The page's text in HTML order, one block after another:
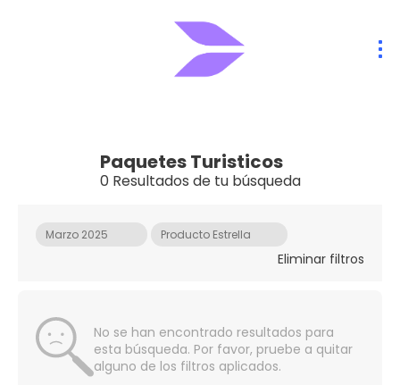
Paquetes Turisticos
0 Resultados de tu búsqueda
Marzo 2025 Producto Estrella
Eliminar filtros
No se han encontrado resultados para
esta búsqueda. Por favor, pruebe a quitar
alguno de los filtros aplicados.